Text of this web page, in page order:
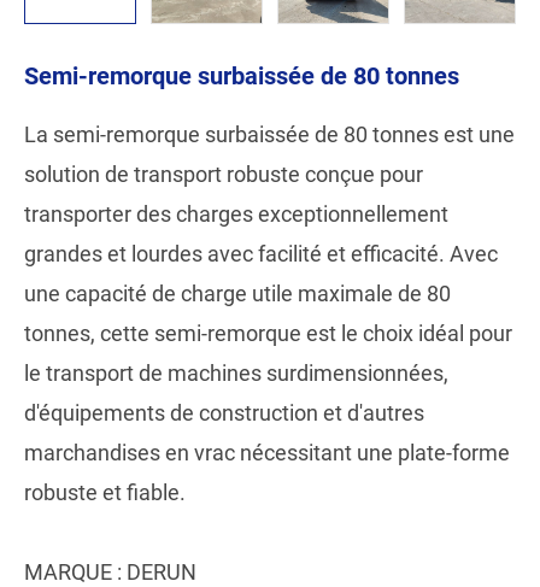
Semi-remorque surbaissée de 80 tonnes
La semi-remorque surbaissée de 80 tonnes est une
solution de transport robuste conçue pour
transporter des charges exceptionnellement
grandes et lourdes avec facilité et efficacité. Avec
une capacité de charge utile maximale de 80
tonnes, cette semi-remorque est le choix idéal pour
le transport de machines surdimensionnées,
d'équipements de construction et d'autres
marchandises en vrac nécessitant une plate-forme
robuste et fiable.
MARQUE : DERUN